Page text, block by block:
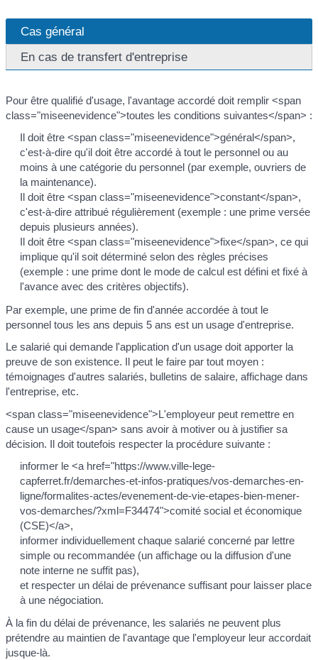
Cas général
En cas de transfert d'entreprise
Pour être qualifié d'usage, l'avantage accordé doit remplir <span
class="miseenevidence">toutes les conditions suivantes</span> :
Il doit être <span class="miseenevidence">général</span>,
c'est-à-dire qu'il doit être accordé à tout le personnel ou au
moins à une catégorie du personnel (par exemple, ouvriers de
la maintenance).
Il doit être <span class="miseenevidence">constant</span>,
c'est-à-dire attribué régulièrement (exemple : une prime versée
depuis plusieurs années).
Il doit être <span class="miseenevidence">fixe</span>, ce qui
implique qu'il soit déterminé selon des règles précises
(exemple : une prime dont le mode de calcul est défini et fixé à
l'avance avec des critères objectifs).
Par exemple, une prime de fin d'année accordée à tout le
personnel tous les ans depuis 5 ans est un usage d'entreprise.
Le salarié qui demande l'application d'un usage doit apporter la
preuve de son existence. Il peut le faire par tout moyen :
témoignages d'autres salariés, bulletins de salaire, affichage dans
l'entreprise, etc.
<span class="miseenevidence">L'employeur peut remettre en
cause un usage</span> sans avoir à motiver ou à justifier sa
décision. Il doit toutefois respecter la procédure suivante :
informer le <a href="https://www.ville-lege-
capferret.fr/demarches-et-infos-pratiques/vos-demarches-en-
ligne/formalites-actes/evenement-de-vie-etapes-bien-mener-
vos-demarches/?xml=F34474">comité social et économique
(CSE)</a>,
informer individuellement chaque salarié concerné par lettre
simple ou recommandée (un affichage ou la diffusion d'une
note interne ne suffit pas),
et respecter un délai de prévenance suffisant pour laisser place
à une négociation.
À la fin du délai de prévenance, les salariés ne peuvent plus
prétendre au maintien de l'avantage que l'employeur leur accordait
jusque-là.